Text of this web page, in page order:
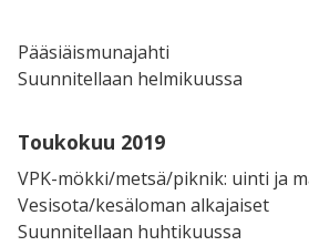
Pääsiäismunajahti
Suunnitellaan helmikuussa
Toukokuu 2019
VPK-mökki/metsä/piknik: uinti ja
Vesisota/kesäloman alkajaiset
Suunnitellaan huhtikuussa